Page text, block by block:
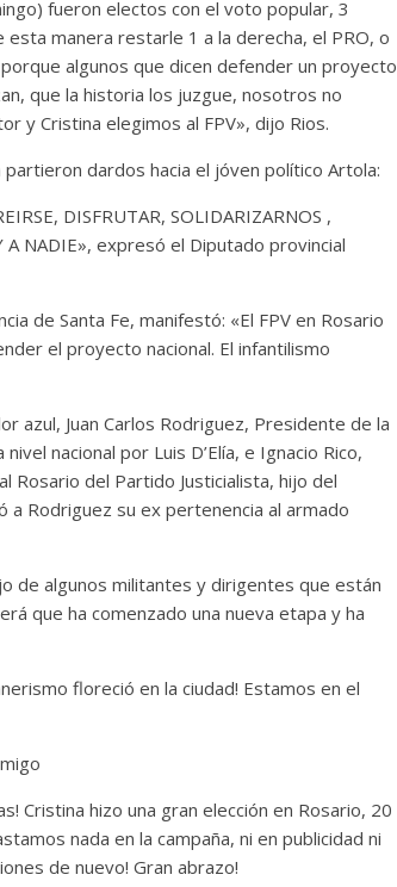
fueron electos con el voto popular, 3
manera restarle 1 a la derecha, el PRO, o
algunos que dicen defender un proyecto
que la historia los juzgue, nosotros no
y Cristina elegimos al FPV», dijo Rios.
dardos hacia el jóven político Artola:
DISFRUTAR, SOLIDARIZARNOS ,
NADIE», expresó el Diputado provincial
de Santa Fe, manifestó: «El FPV en Rosario
el proyecto nacional. El infantilismo
azul, Juan Carlos Rodriguez, Presidente de la
nacional por Luis D’Elía, e Ignacio Rico,
Rosario del Partido Justicialista, hijo del
a Rodriguez su ex pertenencia al armado
de algunos militantes y dirigentes que están
que ha comenzado una nueva etapa y ha
floreció en la ciudad! Estamos en el
Cristina hizo una gran elección en Rosario, 20
nada en la campaña, ni en publicidad ni
de nuevo! Gran abrazo!